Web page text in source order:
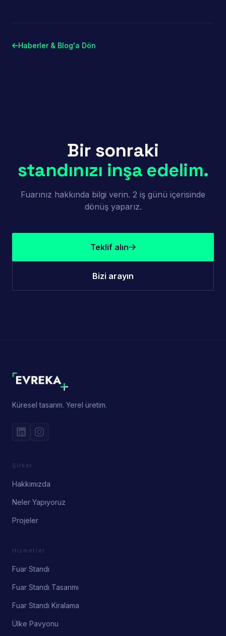
Haberler & Blog'a Dön
Bir sonraki
standınızı inşa edelim.
Fuarınız hakkında bilgi verin. 2 iş günü içerisinde
dönüş yaparız.
Teklif alın
Bizi arayın
Küresel tasarım. Yerel üretim.
Şirket
Hakkımızda
Neler Yapıyoruz
Projeler
Hizmetler
Fuar Standı
Fuar Standı Tasarımı
Fuar Standı Kiralama
Ülke Pavyonu